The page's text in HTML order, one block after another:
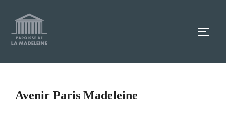
contenu
Avenir Paris Madeleine